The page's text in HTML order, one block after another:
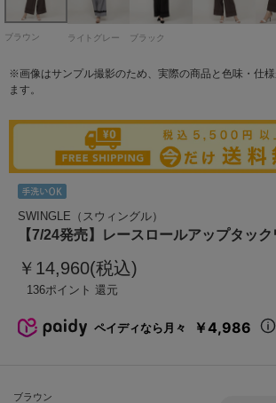
ブラウン ライトグレー ブラック
※画像はサンプル撮影のため、実際の商品と色味・仕
ます。
SWINGLE（スウィングル）
【7/24発売】レースロールアップタッ
￥14,960(税込)
136
ブラウン
ペイディなら月々 ￥4,986